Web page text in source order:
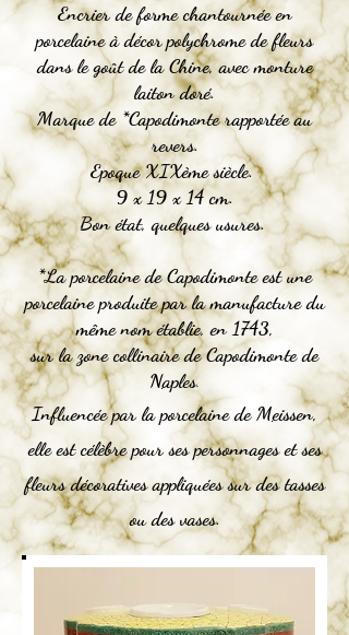
Encrier de forme chantournée en
porcelaine à décor polychrome de fleurs
dans le goût de la Chine, avec monture
laiton doré.
Marque de *Capodimonte rapportée au
revers.
Epoque XIXème siècle.
9 x 19 x 14 cm.
Bon état, quelques usures.
*La porcelaine de Capodimonte est une
porcelaine produite par la manufacture du
même nom établie, en 1743,
sur la zone collinaire deCapodimonte de
Naples.
Influencée par laporcelaine deMeissen,
elle est célèbre pour ses personnages et ses
fleurs décoratives appliquées sur des tasses
ou des vases.